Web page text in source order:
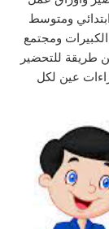
ومتوسط
ومجتمع
طريقة للتحضير
عين لكل